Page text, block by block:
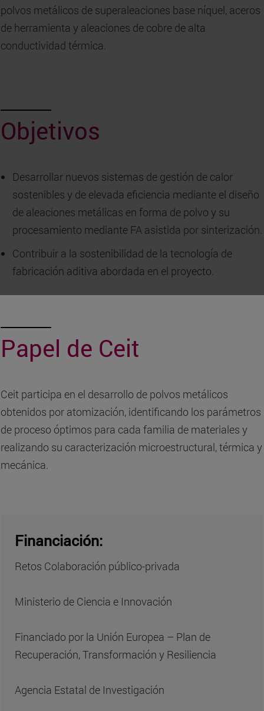
polvos metálicos de superaleaciones base níquel, aceros
de herramienta y aleaciones de cobre de alta
conductividad térmica.
Objetivos
Desarrollar nuevos sistemas de gestión de calor
sostenibles y de elevada eficiencia mediante el diseño
de aleaciones metálicas en forma de polvo y su
procesamiento mediante FA asistida por sinterización.
Contribuir a la sostenibilidad de la tecnología de
fabricación aditiva abordada en el proyecto.
Papel de Ceit
Ceit participa en el desarrollo de polvos metálicos
obtenidos por atomización, identificando los parámetros
de proceso óptimos para cada familia de materiales y
realizando su caracterización microestructural, térmica y
mecánica.
Financiación:
Retos Colaboración público-privada
Ministerio de Ciencia e Innovación
Financiado por la Unión Europea – Plan de
Recuperación, Transformación y Resiliencia
Agencia Estatal de Investigación